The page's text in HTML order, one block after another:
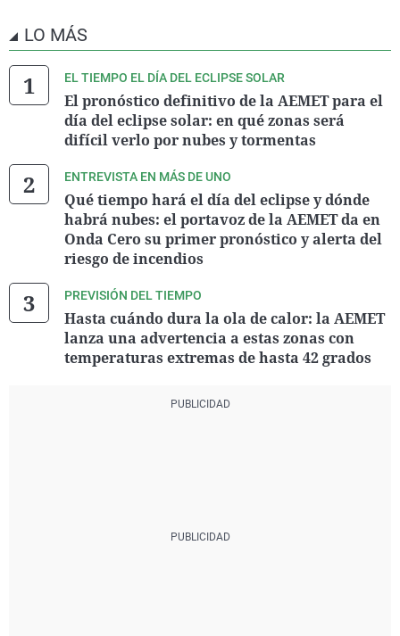
LO MÁS
EL TIEMPO EL DÍA DEL ECLIPSE SOLAR
El pronóstico definitivo de la AEMET para el
día del eclipse solar: en qué zonas será
difícil verlo por nubes y tormentas
ENTREVISTA EN MÁS DE UNO
Qué tiempo hará el día del eclipse y dónde
habrá nubes: el portavoz de la AEMET da en
Onda Cero su primer pronóstico y alerta del
riesgo de incendios
PREVISIÓN DEL TIEMPO
Hasta cuándo dura la ola de calor: la AEMET
lanza una advertencia a estas zonas con
temperaturas extremas de hasta 42 grados